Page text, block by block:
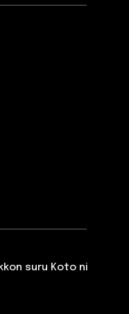
suru Koto ni